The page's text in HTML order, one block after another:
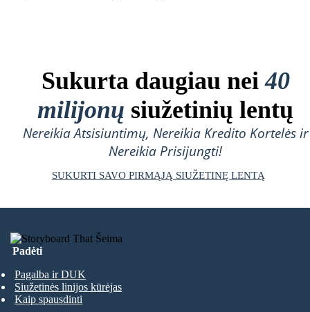
Sukurta daugiau nei40
milijonų siužetinių lentų
Nereikia Atsisiuntimų, Nereikia Kredito Kortelės ir
Nereikia Prisijungti!
SUKURTI SAVO PIRMĄJĄ SIUŽETINĘ LENTĄ
Padėti
Pagalba ir DUK
Siužetinės linijos kūrėjas
Kaip spausdinti